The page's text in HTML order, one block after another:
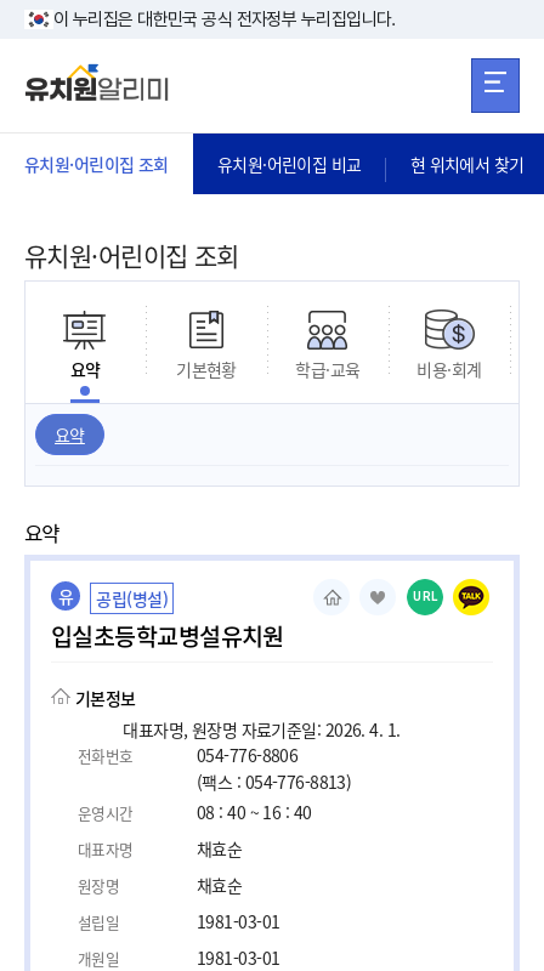
본문 바로가기
이 누리집은 대한민국 공식 전자정부 누리집입니다.
유치원·어린이집 조회 유치원·어린이집 비교 현 위치에서 찾기
유치원·어린이집 조회
요약 기본현황 학급·교육 비용·회계
요약
요약
유 공립(병설)
입실초등학교병설유치원
URL
기본정보
대표자명, 원장명 자료기준일: 2026. 4. 1.
전화번호
054-776-8806
(팩스 : 054-776-8813)
운영시간 08 : 40 ~ 16 : 40
대표자명 채효순
원장명 채효순
설립일 1981-03-01
개원일 1981-03-01